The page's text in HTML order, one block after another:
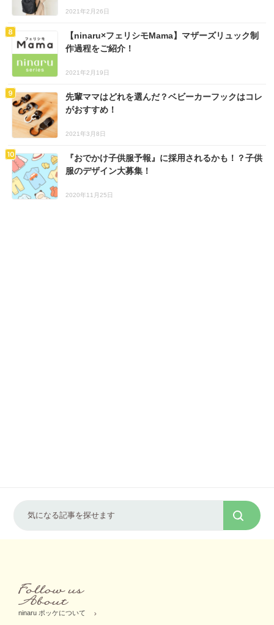
2021年2月26日
【ninaru×フェリシモMama】マザーズリュック制
作過程をご紹介！
2021年2月19日
先輩ママはどれを選んだ？ベビーカーフックはコレ
がおすすめ！
2021年3月8日
『おでかけ子供服予報』に採用されるかも！？子供
服のデザイン大募集！
2020年11月25日
ninaru ポッケについて